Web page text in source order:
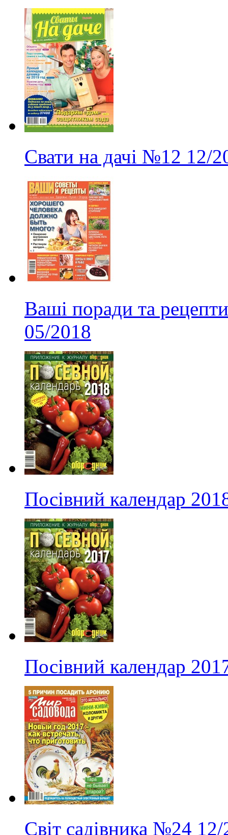
Свати на дачі №12 12/
Ваші поради та
05/2018
Посівний календар
Посівний календар
Світ садівника №24